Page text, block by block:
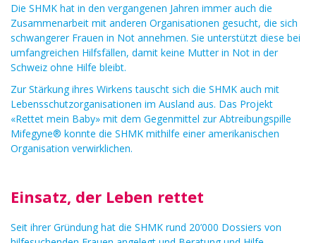
Die SHMK hat in den vergangenen Jahren immer auch die
Zusammenarbeit mit anderen Organisationen gesucht, die sich
schwangerer Frauen in Not annehmen. Sie unterstützt diese bei
umfangreichen Hilfsfällen, damit keine Mutter in Not in der
Schweiz ohne Hilfe bleibt.
Zur Stärkung ihres Wirkens tauscht sich die SHMK auch mit
Lebensschutzorganisationen im Ausland aus. Das Projekt
«Rettet mein Baby» mit dem Gegenmittel zur Abtreibungspille
Mifegyne® konnte die SHMK mithilfe einer amerikanischen
Organisation verwirklichen.
Einsatz, der Leben rettet
Seit ihrer Gründung hat die SHMK rund 20’000 Dossiers von